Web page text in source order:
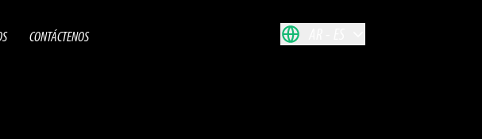
CONTÁCTENOS